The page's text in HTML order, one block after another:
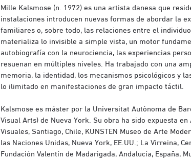
Mille Kalsmose (n. 1972) es una artista danesa que
instalaciones introducen nuevas formas de abordar la
familiares o, sobre todo, las relaciones entre el
materializa lo invisible a simple vista, un motor
autobiografía con la neurociencia, las experiencias
resuenan en múltiples niveles. Ha trabajado con una
memoria, la identidad, los mecanismos psicológicos y
lo ilimitado en manifestaciones de gran impacto táctil.
Kalsmose es máster por la Universitat Autònoma de
Visual Arts) de Nueva York. Su obra ha sido expuesta
Visuales, Santiago, Chile, KUNSTEN Museo de Arte
las Naciones Unidas, Nueva York, EE.UU.; La Virreina,
Fundación Valentín de Madarigada, Andalucía, España,